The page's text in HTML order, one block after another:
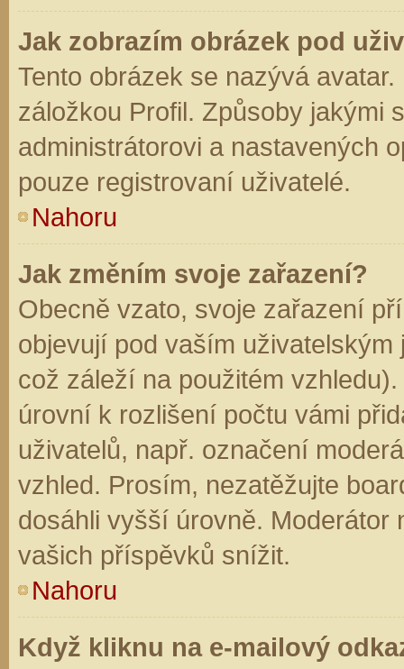
Jak zobrazím obrázek pod
Tento obrázek se nazývá
záložkou Profil. Způsoby jakými
administrátorovi a nastavených
pouze registrovaní uživatelé.
Nahoru
Jak změním svoje zařazení?
Obecně vzato, svoje zařazení
objevují pod vaším
což záleží na použitém
úrovní k rozlišení počtu vámi
uživatelů, např. označení
vzhled. Prosím, nezatěžujte
dosáhli vyšší úrovně. Moderátor
vašich příspěvků snížit.
Nahoru
Když kliknu na e-mailový